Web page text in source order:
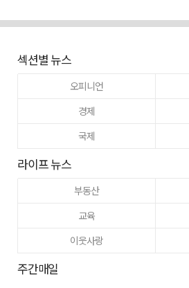
섹션별 뉴스
오피니언
경제
국제
라이프 뉴스
부동산
교육
이웃사랑
주간매일